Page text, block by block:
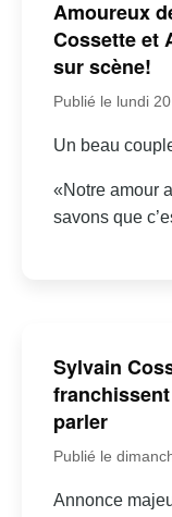
Amoureux
Cossette et
sur scène!
Publié le lundi
Un beau
«Notre amour
savons que
Sylvain
parler
Publié le
Annonce